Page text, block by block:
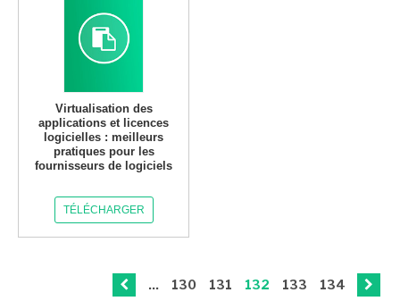
Virtualisation des
applications et licences
logicielles : meilleurs
pratiques pour les
fournisseurs de logiciels
TÉLÉCHARGER
... 130 131 132 133
134